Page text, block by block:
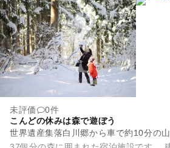
未評価
0件
こんどの休みは森で遊ぼう
世界遺産集落白川郷から車で約10分の